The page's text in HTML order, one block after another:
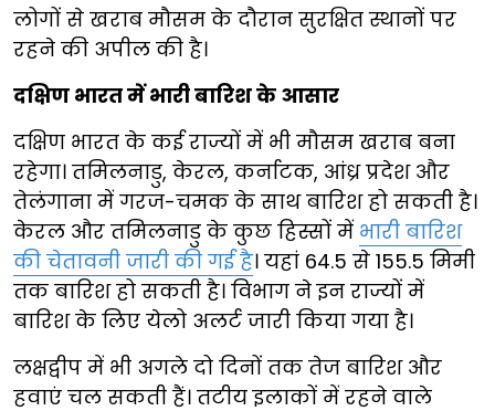
लोगों से खराब मौसम के दौरान सुरक्षित स्थानों पर
रहने की अपील की है।
दक्षिण भारत में भारी बारिश के आसार
दक्षिण भारत के कई राज्यों में भी मौसम खराब बना
रहेगा। तमिलनाडु, केरल, कर्नाटक, आंध्र प्रदेश और
तेलंगाना में गरज-चमक के साथ बारिश हो सकती है।
केरल और तमिलनाडु के कुछ हिस्सों में भारी बारिश
की चेतावनी जारी की गई है। यहां 64.5 से 155.5 मिमी
तक बारिश हो सकती है। विभाग ने इन राज्यों में
बारिश के लिए येलो अलर्ट जारी किया गया है।
लक्षद्वीप में भी अगले दो दिनों तक तेज बारिश और
हवाएं चल सकती हैं। तटीय इलाकों में रहने वाले